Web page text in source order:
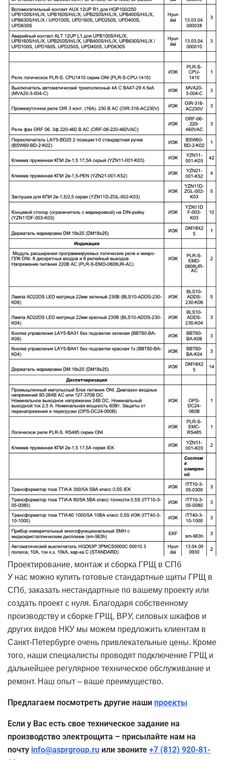
Проектирование, монтаж и сборка ГРЩ в СПб
У нас можно купить готовые стандартные щиты ГРЩ в
СПб, заказать нестандартные по вашему проекту или
создать проект с нуля. Благодаря собственному
производству и сборке ГРЩ, ВРУ, силовых шкафов и
других видов НКУ мы можем предложить клиентам в
Санкт-Петербурге очень привлекательные цены. Кроме
того, наши специалисты проводят подключение ГРЩ и
дальнейшее регулярное техническое обслуживание и
ремонт. Наш опыт – ваше преимущество.
Предлагаем посмотреть другие наши проекты
Если у Вас есть свое техническое задание на
производство электрощита – присылайте нам на
почту info@asprgroup.ru или звоните +7 (812) 920-81-